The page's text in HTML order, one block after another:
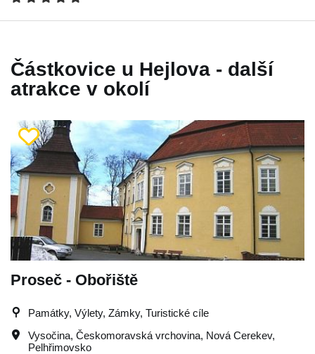
Částkovice u Hejlova - další
atrakce v okolí
Proseč - Obořiště
Památky, Výlety, Zámky, Turistické cíle
Vysočina, Českomoravská vrchovina, Nová Cerekev,
Pelhřimovsko